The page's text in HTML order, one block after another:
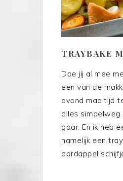
TRAYBAKE
Doe jij al mee
een van de
avond maaltijd
alles simpelweg
gaar. En ik heb
namelijk een
aardappel